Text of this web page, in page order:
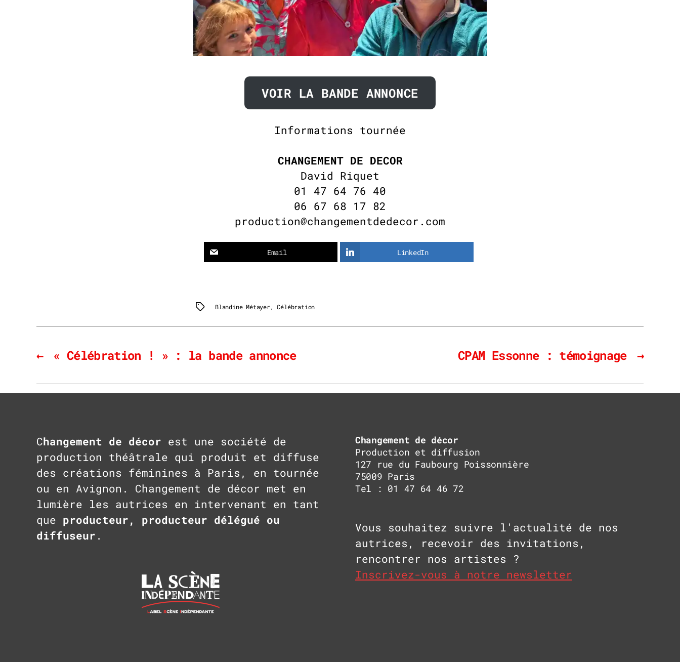
VOIR LA BANDE ANNONCE
Informations tournée
CHANGEMENT DE DECOR
David Riquet
01 47 64 76 40
06 67 68 17 82
production@changementdedecor.com
Email LinkedIn
Tags Blandine Métayer,Célébration
← « Célébration ! » : la bande annonce →
CPAM Essonne : témoignage
Changement de décor est une société de
production théâtrale qui produit et diffuse
des créations féminines à Paris, en tournée
ou en Avignon. Changement de décor met en
lumière les autrices en intervenant en tant
que producteur, producteur délégué ou
diffuseur .
Changement de décor
Production et diffusion
127 rue du Faubourg Poissonnière
75009 Paris
Tel : 01 47 64 46 72
Vous souhaitez suivre l'actualité de nos
autrices, recevoir des invitations,
rencontrer nos artistes ?
Inscrivez-vous à notre newsletter